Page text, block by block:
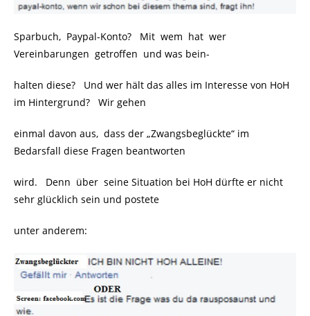
Sparbuch, Paypal-Konto? Mit wem hat wer
Vereinbarungen getroffen und was bein-
halten diese? Und wer hält das alles im Interesse von HoH
im Hintergrund? Wir gehen
einmal davon aus, dass der „Zwangsbeglückte“ im
Bedarsfall diese Fragen beantworten
wird. Denn über seine Situation bei HoH dürfte er nicht
sehr glücklich sein und postete
unter anderem: